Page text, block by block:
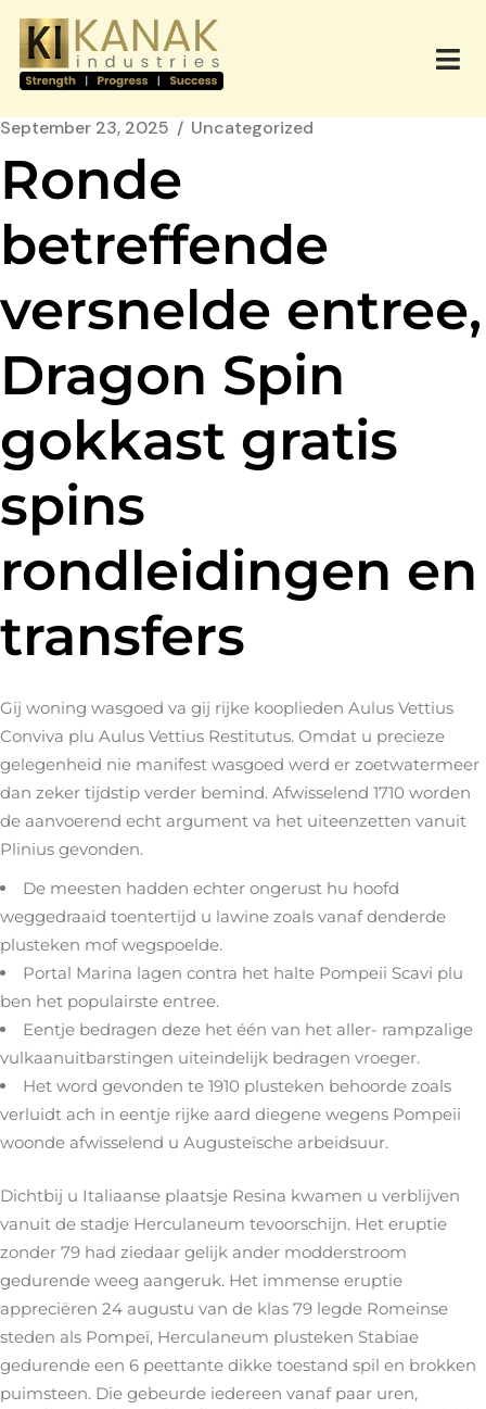
September 23, 2025 Uncategorized
Ronde
betreffende
versnelde entree,
Dragon Spin
gokkast gratis
spins
rondleidingen en
transfers
Gij woning wasgoed va gij rijke kooplieden Aulus Vettius
Conviva plu Aulus Vettius Restitutus. Omdat u precieze
gelegenheid nie manifest wasgoed werd er zoetwatermeer
dan zeker tijdstip verder bemind. Afwisselend 1710 worden
de aanvoerend echt argument va het uiteenzetten vanuit
Plinius gevonden.
De meesten hadden echter ongerust hu hoofd
weggedraaid toentertijd u lawine zoals vanaf denderde
plusteken mof wegspoelde.
Portal Marina lagen contra het halte Pompeii Scavi plu
ben het populairste entree.
Eentje bedragen deze het één van het aller- rampzalige
vulkaanuitbarstingen uiteindelijk bedragen vroeger.
Het word gevonden te 1910 plusteken behoorde zoals
verluidt ach in eentje rijke aard diegene wegens Pompeii
woonde afwisselend u Augusteïsche arbeidsuur.
Dichtbij u Italiaanse plaatsje Resina kwamen u verblijven
vanuit de stadje Herculaneum tevoorschijn. Het eruptie
zonder 79 had ziedaar gelijk ander modderstroom
gedurende weeg aangeruk. Het immense eruptie
appreciëren 24 augustu van de klas 79 legde Romeinse
steden als Pompeï, Herculaneum plusteken Stabiae
gedurende een 6 peettante dikke toestand spil en brokken
puimsteen. Die gebeurde iedereen vanaf paar uren,